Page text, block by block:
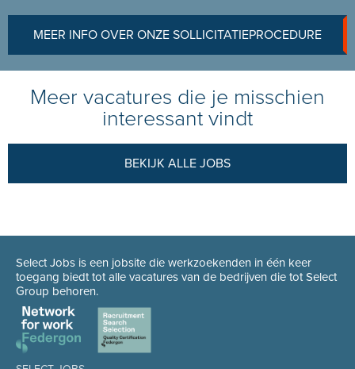
MEER INFO OVER ONZE SOLLICITATIEPROCEDURE
Meer vacatures die je misschien
interessant vindt
BEKIJK ALLE JOBS
Select Jobs is een jobsite die werkzoekenden in één keer
toegang biedt tot alle vacatures van de bedrijven die tot Select
Group behoren.